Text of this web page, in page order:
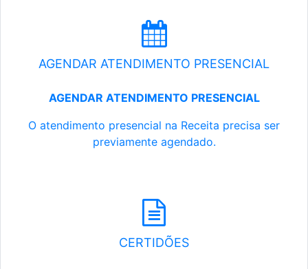
AGENDAR ATENDIMENTO PRESENCIAL
AGENDAR ATENDIMENTO PRESENCIAL
O atendimento presencial na Receita precisa ser
previamente agendado.
CERTIDÕES